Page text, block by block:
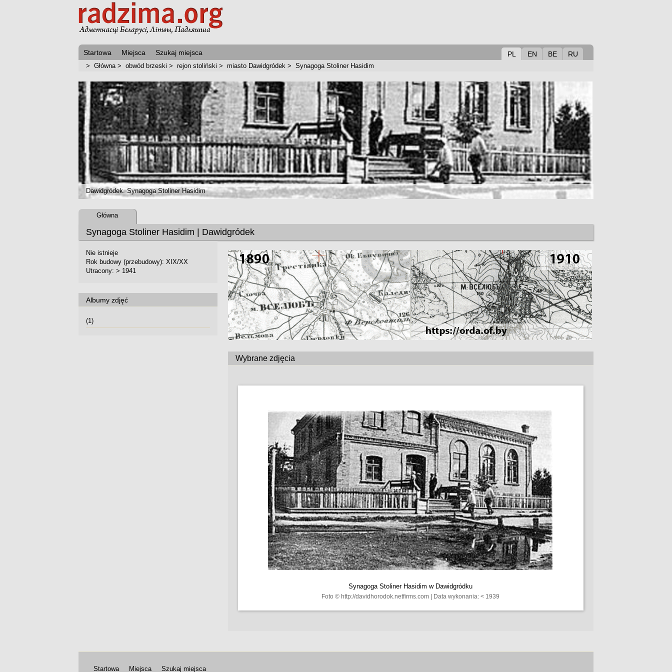
PL EN BE RU
Startowa Miejsca Szukaj miejsca
> Główna> obwód brzeski > rejon stoliński > miasto Dawidgródek > Synagoga Stoliner Hasidim
Dawidgródek. Synagoga Stoliner Hasidim
Synagoga Stoliner Hasidim | Dawidgródek
Główna
Nie istnieje
Rok budowy (przebudowy): XIX/XX
Utracony: > 1941
Albumy zdjęć
(1)
Wybrane zdjęcia
Synagoga Stoliner Hasidim w Dawidgródku
Foto © http://davidhorodok.netfirms.com | Data wykonania: < 1939
Startowa Miejsca Szukaj miejsca